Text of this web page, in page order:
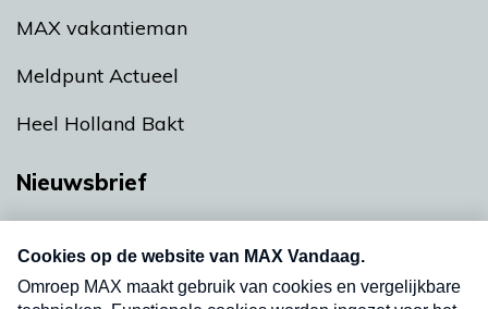
MAX vakantieman
Meldpunt Actueel
Heel Holland Bakt
Nieuwsbrief
nieuwsbrief. Elke vrijdag- en dinsdagochtend in
uw mailbox.